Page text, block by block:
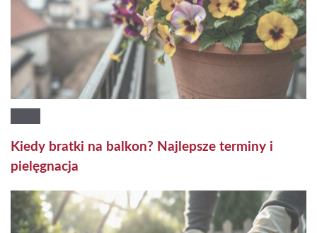
Kiedy bratki na balkon? Najlepsze terminy i
pielęgnacja